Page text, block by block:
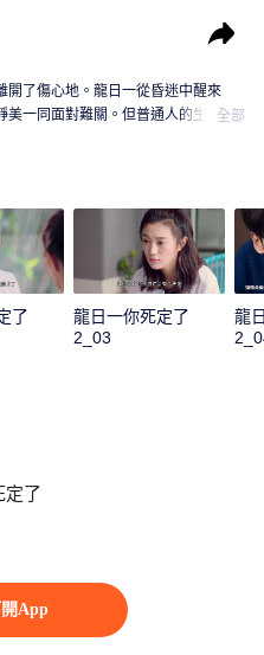
App
開了傷心地。龍日一從昏迷中醒來
美一同面對難關。但普通人的生活並
全部
了
龍日一你死定了
2_03
龍
定了